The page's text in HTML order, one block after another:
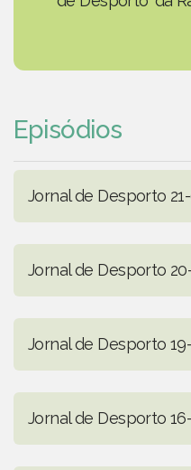
Episódios
Jornal de Desporto
Jornal de Desporto
Jornal de Desporto
Jornal de Desporto